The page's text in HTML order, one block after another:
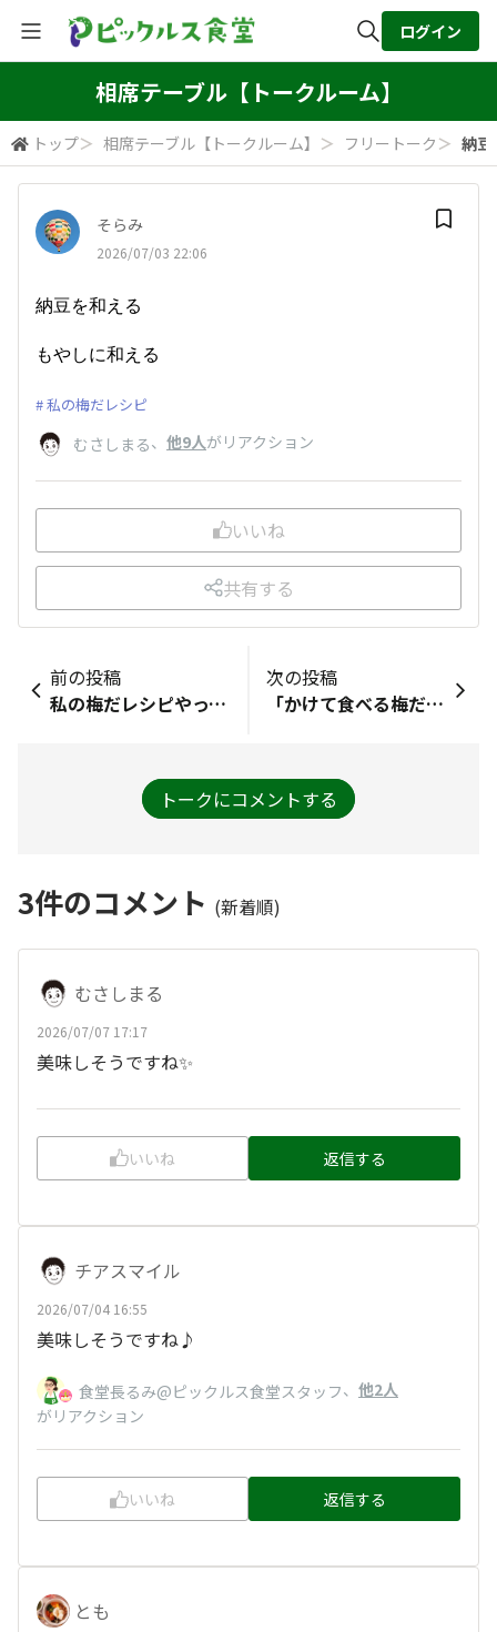
全体検索
検索
ログイン
相席テーブル【トークルーム】
トップ＞ 相席テーブル【トークルーム】 ＞ フリートーク ＞ 納豆
そらみ
2026/07/03 22:06
納豆を和える
もやしに和える
私の梅だレシピ
むさしまる、 他9人がリアクション
いいね
共有する
前の投稿
私の梅だレシピやってみたい梅だれの食べ方冷やした中華麺にトッピングして冷やし中華にしたい！ざるラーメンのツユにいれて薬味にしたい！おにぎりにご飯と混ぜて具材にしたい！
次の投稿
「かけて食べる梅だれ」アレンジさっぱりしていて具材の食感もあるよさが生かせたら良いなと思いました☺️🌟①梅だれ冷奴どんぶり天かすをプラスしたいです♪②厚揚げステーキの梅だれタルタル梅だれでさっぱりタルタルになりそうです♪
トークにコメントする
3件のコメント (新着順)
むさしまる
2026/07/07 17:17
美味しそうですね✨️
いいね 返信する
チアスマイル
2026/07/04 16:55
美味しそうですね♪
食堂長るみ@ピックルス食堂スタッフ、 他2人
がリアクション
いいね 返信する
とも